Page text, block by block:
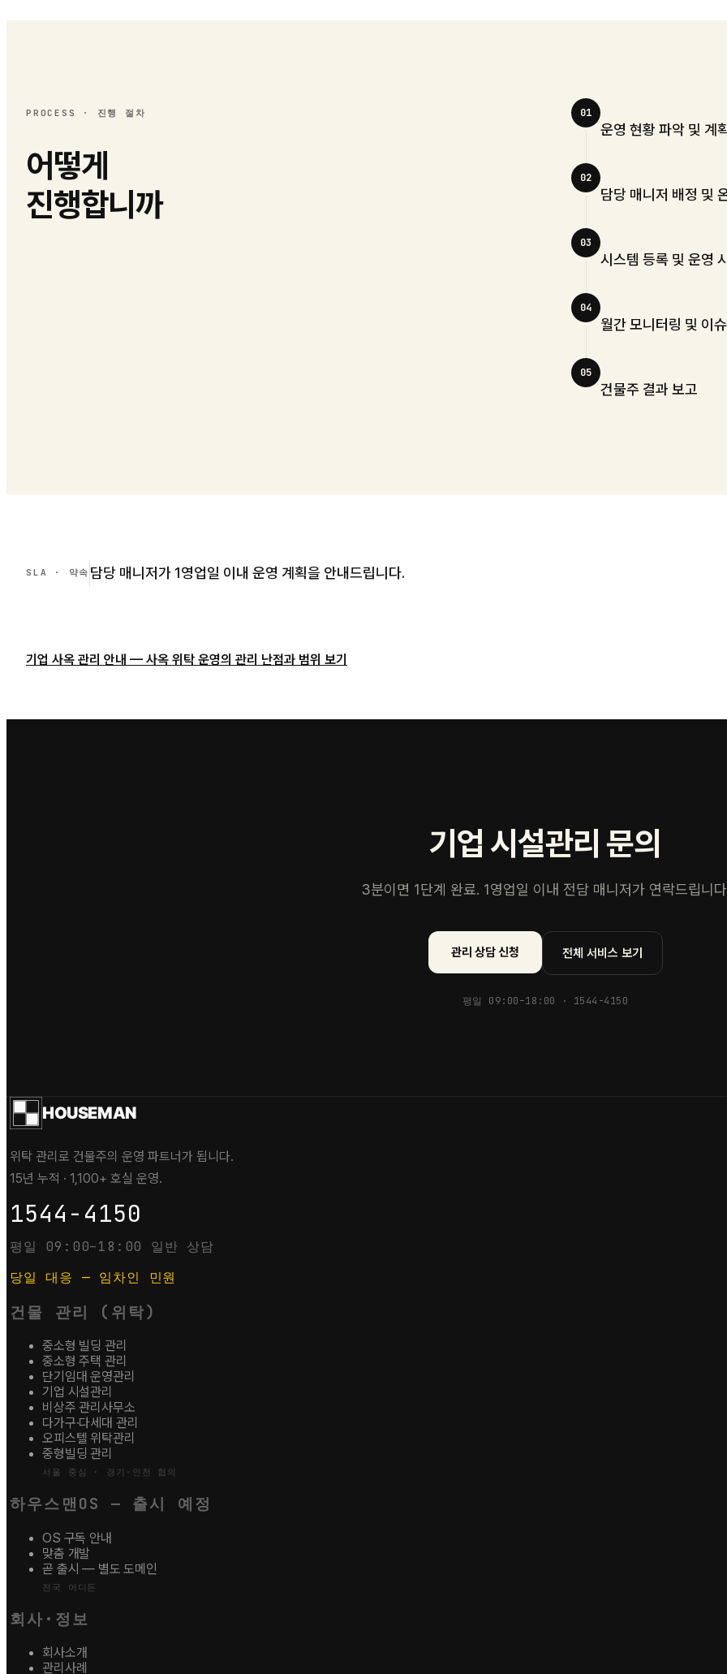
PROCESS · 진행 절차
어떻게
진행합니까
01
운영 현황 파악 및 계
02
담당 매니저 배정 및
03
시스템 등록 및 운영
04
월간 모니터링 및 이
05
건물주 결과 보고
SLA · 약속 담당 매니저가 1영업일 이내 운영 계획을 안내드립니다.
기업 사옥 관리 안내 — 사옥 위탁 운영의 관리 난점과 범위 보기
기업 시설관리 문의
3분이면 1단계 완료. 1영업일 이내 전담 매니저가 연락드립니
관리 상담 신청 전체 서비스 보기
평일 09:00–18:00 · 1544-4150
HOUSEMAN
위탁 관리로 건물주의 운영 파트너가 됩니다.
15년 누적 · 1,100+ 호실 운영.
1544-4150
평일 09:00–18:00 일반 상담
당일 대응 — 임차인 민원
건물 관리 (위탁)
중소형 빌딩 관리
중소형 주택 관리
단기임대 운영관리
기업 시설관리
비상주 관리사무소
다가구·다세대 관리
오피스텔 위탁관리
중형빌딩 관리
서울 중심 · 경기·인천 협의
하우스맨OS — 출시 예정
OS 구독 안내
맞춤 개발
곧 출시 — 별도 도메인
전국 어디든
회사·정보
회사소개
관리사례